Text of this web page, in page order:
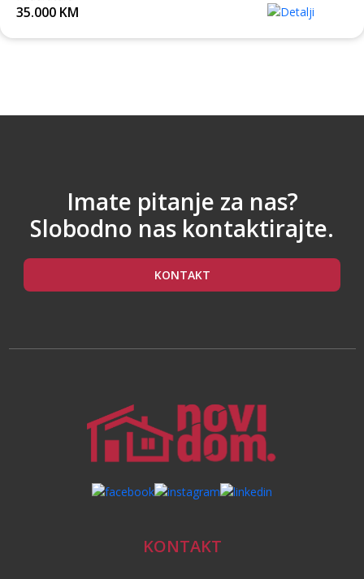
35.000 KM
Imate pitanje za nas?
Slobodno nas kontaktirajte.
KONTAKT
KONTAKT